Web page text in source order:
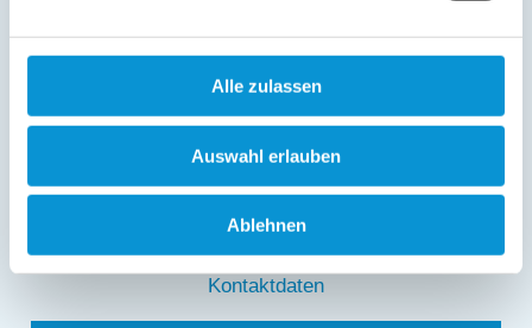
Alle zulassen
Auswahl erlauben
Ablehnen
Kontaktmöglichkeiten geltend machen, außerdem steht
Ihnen ein Beschwerderecht bei einer Aufsichtsbehörde
Kontaktdaten